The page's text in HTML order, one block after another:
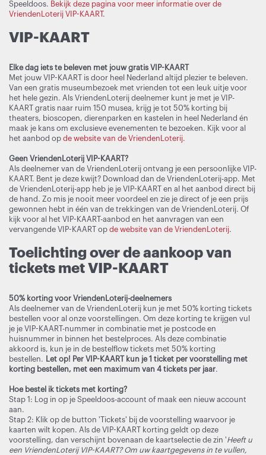
Speeldoos. Bekijk deze pagina voor meer informatie over de
VriendenLoterij VIP-KAART .
VIP-KAART
Elke dag iets te beleven met jouw gratis VIP-KAART
Met jouw VIP-KAART is door heel Nederland altijd plezier te beleven.
Van een gratis museumbezoek met vrienden tot een leuk uitje voor
het hele gezin. Als VriendenLoterij deelnemer kunt je met je VIP-
KAART gratis naar ruim 150 musea, krijg je tot 50% korting bij
theaters, bioscopen, dierenparken en kastelen in heel Nederland én
maak je kans om exclusieve evenementen te bezoeken. Kijk voor al
het aanbod op de website van de VriendenLoterij.
Geen VriendenLoterij VIP-KAART?
Als deelnemer van de VriendenLoterij ontvang je een persoonlijke VIP-
KAART. Bent je deze kwijt? Download dan de VriendenLoterij-app. Met
de VriendenLoterij-app heb je je VIP-KAART en al het aanbod direct bij
de hand. Zo mis je nooit meer voordeel en zie je direct of je een prijs
gewonnen hebt in één van de trekkingen van de VriendenLoterij. Of
kijk voor al het VIP-KAART-aanbod en het aanvragen van een
vervangende VIP-KAART op de website van de VriendenLoterij.
Toelichting over de aankoop van
tickets met VIP-KAART
50% korting voor VriendenLoterij-deelnemers
Als deelnemer van de VriendenLoterij kun je met 50% korting tickets
bestellen voor al onze voorstellingen. Om deze korting te krijgen vul
je je VIP-KAART-nummer in combinatie met je postcode en
huisnummer in binnen het bestelproces. Als deze combinatie
akkoord is, kun je in de bestelflow tickets met 50% korting
bestellen.
Let op! Per VIP-KAART kun je 1 ticket per voorstelling met
korting bestellen, met een maximum van 4 tickets per jaar.
Hoe bestel ik tickets met korting?
Stap 1: Log in op je Speeldoos-account of maak een nieuw account
aan.
Stap 2: Klik op de button 'Tickets' bij de voorstelling waarvoor je
kaarten wilt kopen. Als de VIP-KAART korting geldt op deze
voorstelling, dan verschijnt bovenaan de kaartselectie de zin 'Heeft u
een VriendenLoterij VIP-KAART? Om uw kaartgegevens in te vullen,